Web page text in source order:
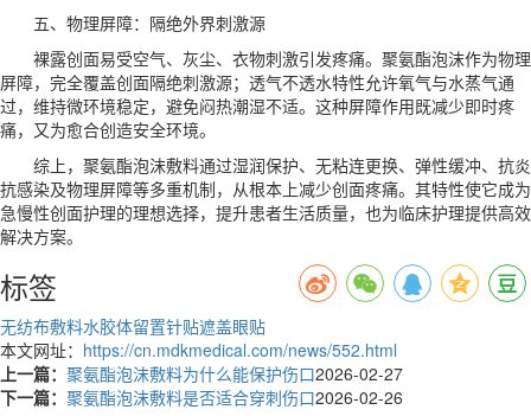
五、物理屏障：隔绝外界刺激源
裸露创面易受空气、灰尘、衣物刺激引发疼痛。聚氨酯泡沫作为物理
屏障，完全覆盖创面隔绝刺激源；透气不透水特性允许氧气与水蒸气通
过，维持微环境稳定，避免闷热潮湿不适。这种屏障作用既减少即时疼
痛，又为愈合创造安全环境。
综上，聚氨酯泡沫敷料通过湿润保护、无粘连更换、弹性缓冲、抗炎
抗感染及物理屏障等多重机制，从根本上减少创面疼痛。其特性使它成为
急慢性创面护理的理想选择，提升患者生活质量，也为临床护理提供高效
解决方案。
标签
无纺布敷料水胶体留置针贴遮盖眼贴
本文网址： https://cn.mdkmedical.com/news/552.html
上一篇： 聚氨酯泡沫敷料为什么能保护伤口2026-02-27
下一篇： 聚氨酯泡沫敷料是否适合穿刺伤口2026-02-26